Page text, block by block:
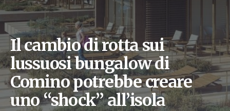
Il cambio di rotta sui
lussuosi bungalow di
Comino potrebbe creare
uno “shock” all’isola